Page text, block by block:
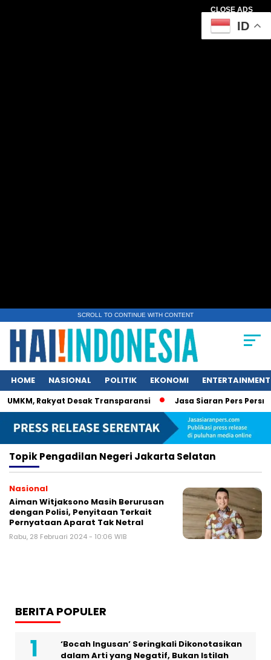
CLOSE ADS
SCROLL TO CONTINUE WITH CONTENT
HOME NASIONAL POLITIK EKONOMI ENTERTAINMENT
Rakyat Desak Transparansi Jasa Siaran Pers
TopikPengadilan Negeri Jakarta Selatan
Nasional
Aiman Witjaksono Masih Berurusan
dengan Polisi, Penyitaan Terkait
Pernyataan Aparat Tak Netral
Rabu, 28 Februari 2024 - 10:06 WIB
BERITA POPULER
‘Bocah Ingusan’ Seringkali Dikonotasikan
dalam Arti yang Negatif, Bukan Istilah
ID